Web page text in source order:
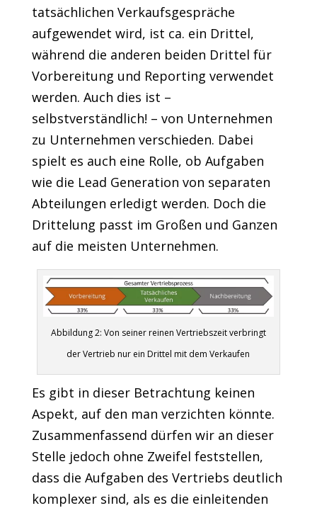
tatsächlichen Verkaufsgespräche
aufgewendet wird, ist ca. ein Drittel,
während die anderen beiden Drittel für
Vorbereitung und Reporting verwendet
werden. Auch dies ist –
selbstverständlich! – von Unternehmen
zu Unternehmen verschieden. Dabei
spielt es auch eine Rolle, ob Aufgaben
wie die Lead Generation von separaten
Abteilungen erledigt werden. Doch die
Drittelung passt im Großen und Ganzen
auf die meisten Unternehmen.
Abbildung 2: Von seiner reinen Vertriebszeit verbringt
der Vertrieb nur ein Drittel mit dem Verkaufen
Es gibt in dieser Betrachtung keinen
Aspekt, auf den man verzichten könnte.
Zusammenfassend dürfen wir an dieser
Stelle jedoch ohne Zweifel feststellen,
dass die Aufgaben des Vertriebs deutlich
komplexer sind, als es die einleitenden